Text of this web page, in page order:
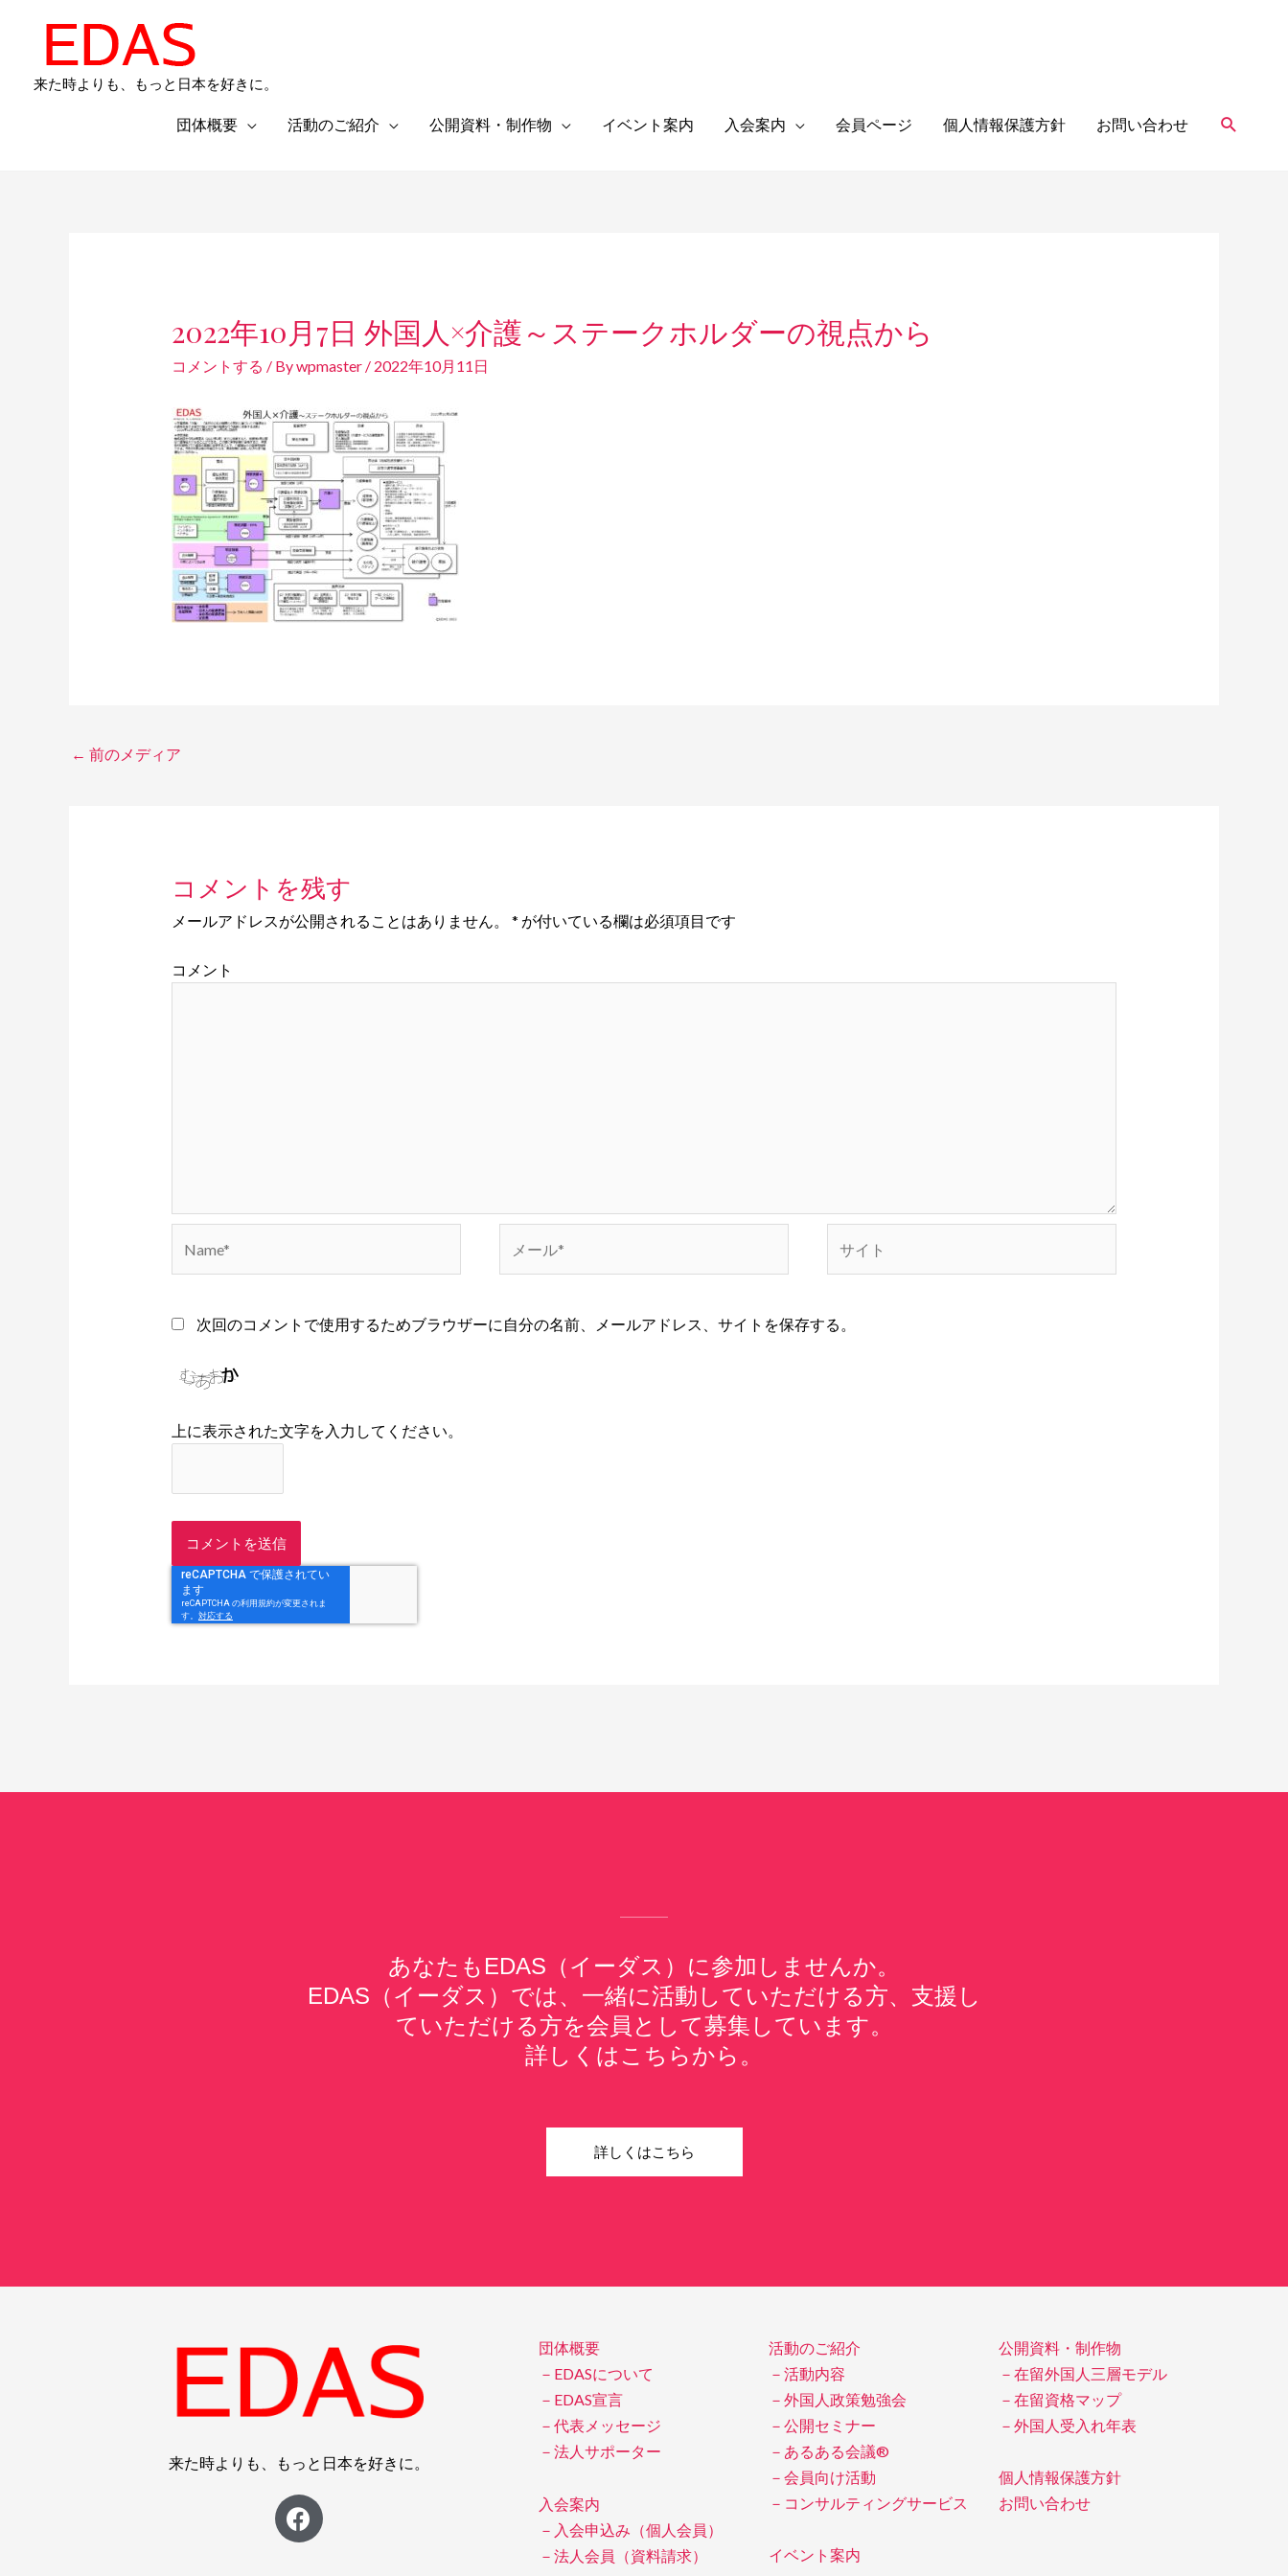
来た時よりも、もっと日本を好きに。
団体概要 活動のご紹介 公開資料・制作物 イベント案内 入会案内 会員ページ 個人情報保護方針 お問い合わせ
検
2022年10月7日 外国人×介護～ステークホルダーの視点から
コメントする / Bywpmaster / 2022年10月11日
← 前のメディア
コメントを残す
メールアドレスが公開されることはありません。 * が付いている欄は必須項目です
コメント
次回のコメントで使用するためブラウザーに自分の名前、メールアドレス、サイトを保存する。
上に表示された文字を入力してください。
あなたもEDAS（イーダス）に参加しませんか。
EDAS（イーダス）では、一緒に活動していただける方、支援し
ていただける方を会員として募集しています。
詳しくはこちらから。
詳しくはこちら
来た時よりも、もっと日本を好きに。
F
a
団体概要
－EDASについて
－EDAS宣言
－代表メッセージ
－法人サポーター
入会案内
－入会申込み（個人会員）
－法人会員（資料請求）
活動のご紹介
－活動内容
－外国人政策勉強会
－公開セミナー
－あるある会議®
－会員向け活動
－コンサルティングサービス
イベント案内
公開資料・制作物
－在留外国人三層モデル
－在留資格マップ
－外国人受入れ年表
個人情報保護方針
お問い合わせ